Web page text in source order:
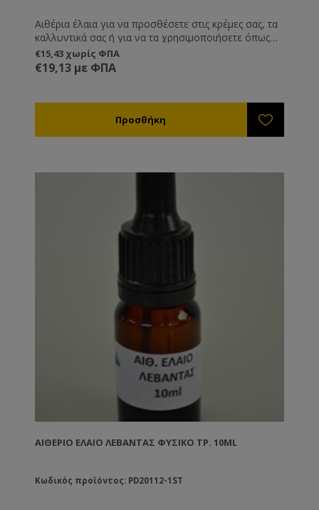
Αιθέρια έλαια για να προσθέσετε στις κρέμες σας, τα
καλλυντικά σας ή για να τα χρησιμοποιήσετε όπως
εσείς επιθυμείτε.
€15,43 χωρίς ΦΠΑ
€19,13 με ΦΠΑ
ΑΙΘΈΡΙΟ ΕΛΑΙΟ ΛΕΒΆΝΤΑΣ ΦΥΣΙΚΌ ΤΡ. 10ML
Κωδικός προϊόντος: PD20112-1ST